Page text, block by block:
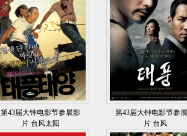
第43届大钟电影节参展影
片 台风太阳
第43届大钟电影节参
片 台风